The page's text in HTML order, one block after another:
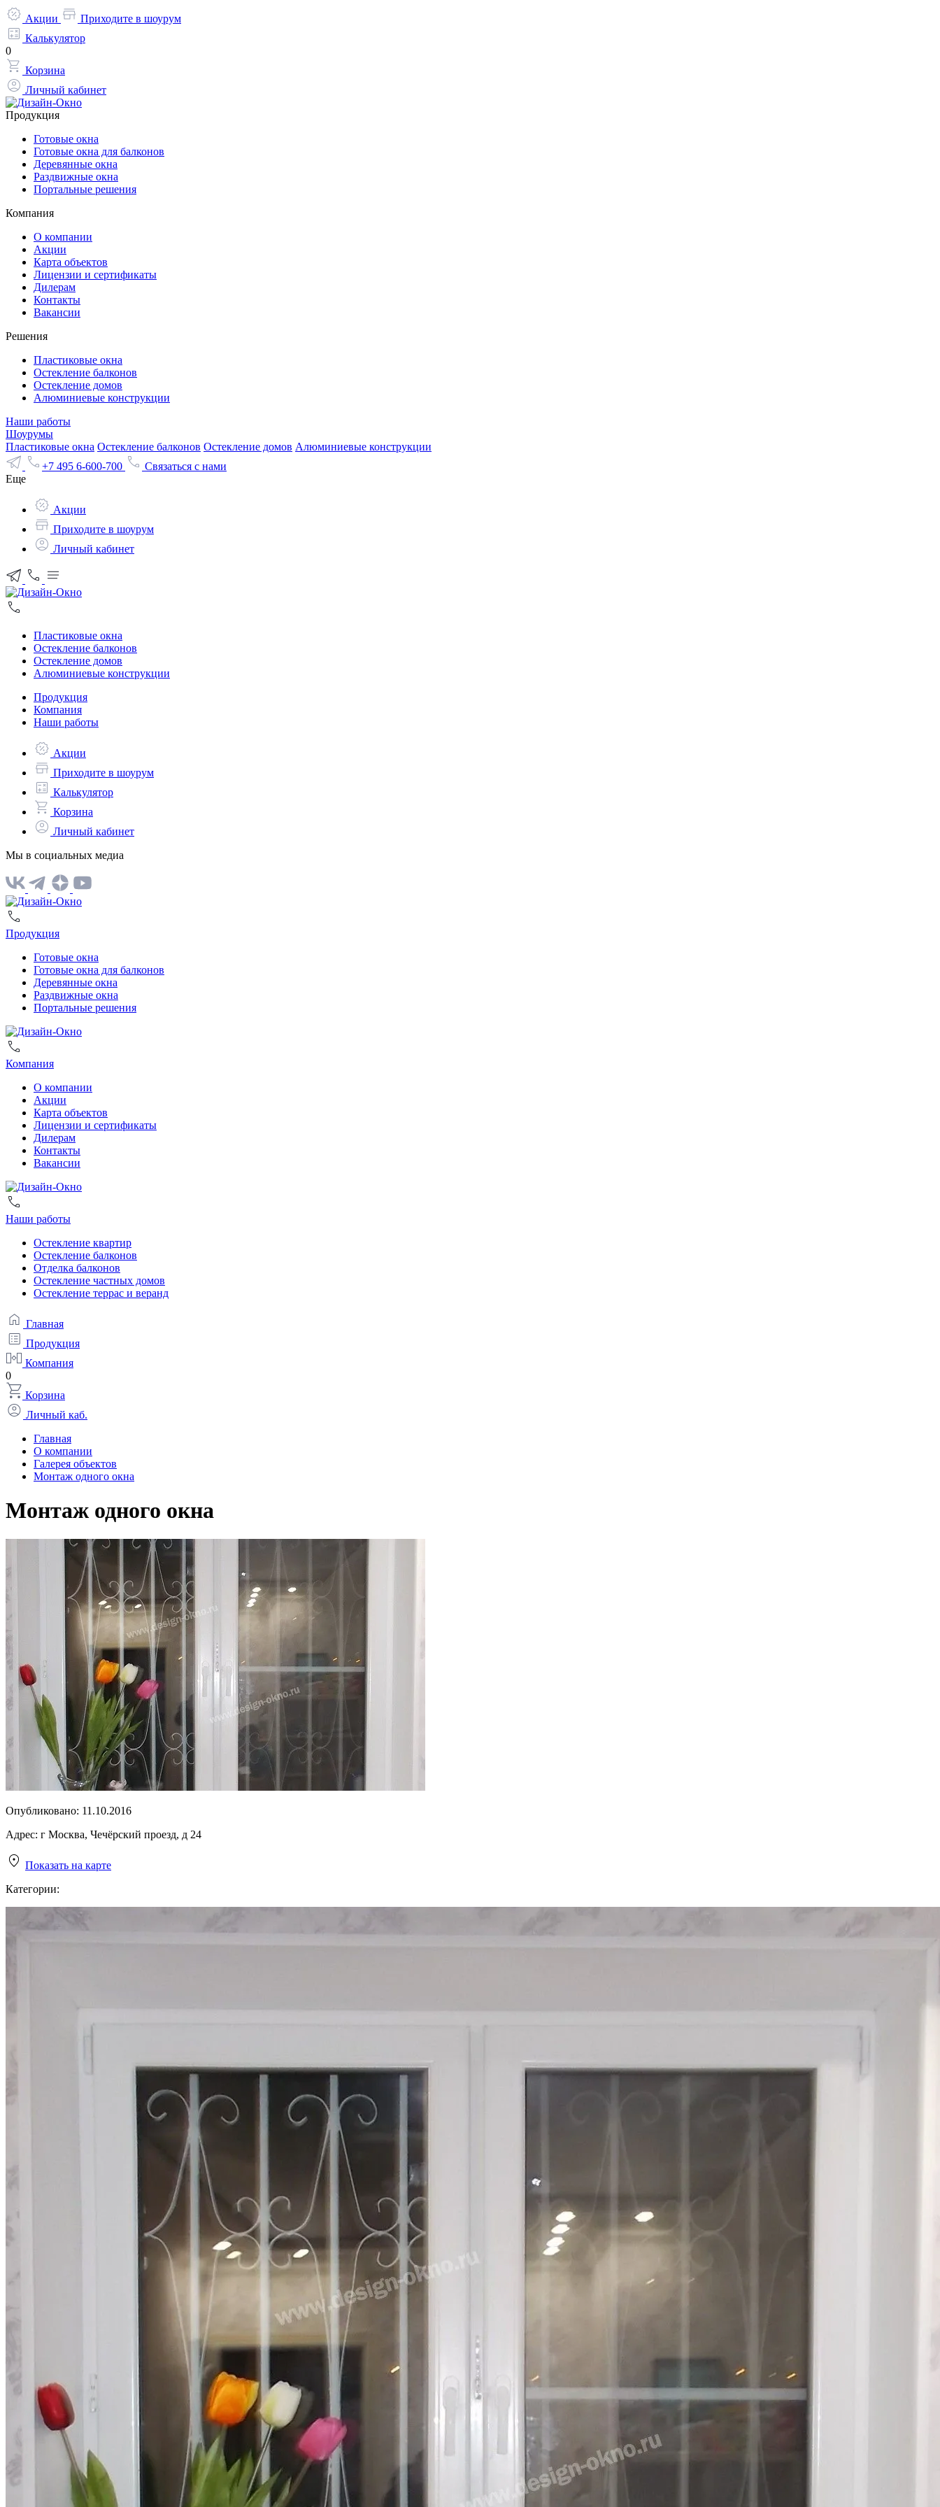
Акции
Приходите в шоурум
Калькулятор
0
Корзина
Личный кабинет
Продукция
Готовые окна
Готовые окна для балконов
Деревянные окна
Раздвижные окна
Портальные решения
Компания
О компании
Акции
Карта объектов
Лицензии и сертификаты
Дилерам
Контакты
Вакансии
Решения
Пластиковые окна
Остекление балконов
Остекление домов
Алюминиевые конструкции
Наши работы
Шоурумы
Пластиковые окна Остекление балконов Остекление домов Алюминиевые конструкции
+7 495 6-600-700
Связаться с нами
Еще
Акции
Приходите в шоурум
Личный кабинет
Пластиковые окна
Остекление балконов
Остекление домов
Алюминиевые конструкции
Продукция
Компания
Наши работы
Акции
Приходите в шоурум
Калькулятор
Корзина
Личный кабинет
Мы в социальных медиа
Продукция
Готовые окна
Готовые окна для балконов
Деревянные окна
Раздвижные окна
Портальные решения
Компания
О компании
Акции
Карта объектов
Лицензии и сертификаты
Дилерам
Контакты
Вакансии
Наши работы
Остекление квартир
Остекление балконов
Отделка балконов
Остекление частных домов
Остекление террас и веранд
Главная
Продукция
Компания
0
Корзина
Личный каб.
Главная
О компании
Галерея объектов
Монтаж одного окна
Монтаж одного окна
Опубликовано: 11.10.2016
Адрес: г Москва, Чечёрский проезд, д 24
Показать на карте
Категории: